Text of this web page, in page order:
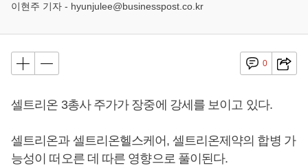
이현주 기자 - hyunjulee@businesspost.co.kr
0
셀트리온 3총사 주가가 장중에 강세를 보이고 있다.
셀트리온과 셀트리온헬스케어, 셀트리온제약의 합병 가
능성이 떠오른 데 따른 영향으로 풀이된다.